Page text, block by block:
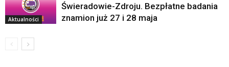
Aktualności
Świeradowie-Zdroju. Bezpłatne badania
znamion już 27 i 28 maja